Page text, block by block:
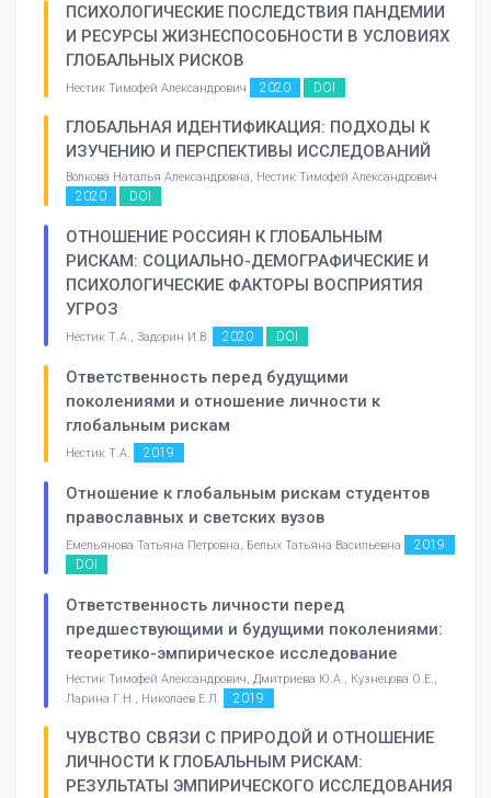
ПСИХОЛОГИЧЕСКИЕ ПОСЛЕДСТВИЯ ПАНДЕМИИ
И РЕСУРСЫ ЖИЗНЕСПОСОБНОСТИ В УСЛОВИЯХ
ГЛОБАЛЬНЫХ РИСКОВ
Нестик Тимофей Александрович 2020 DOI
ГЛОБАЛЬНАЯ ИДЕНТИФИКАЦИЯ: ПОДХОДЫ К
ИЗУЧЕНИЮ И ПЕРСПЕКТИВЫ ИССЛЕДОВАНИЙ
Волкова Наталья Александровна, Нестик Тимофей Александрович
2020 DOI
ОТНОШЕНИЕ РОССИЯН К ГЛОБАЛЬНЫМ
РИСКАМ: СОЦИАЛЬНО-ДЕМОГРАФИЧЕСКИЕ И
ПСИХОЛОГИЧЕСКИЕ ФАКТОРЫ ВОСПРИЯТИЯ
УГРОЗ
Нестик Т.А., Задорин И.В. 2020 DOI
Ответственность перед будущими
поколениями и отношение личности к
глобальным рискам
Нестик Т.А. 2019
Отношение к глобальным рискам студентов
православных и светских вузов
Емельянова Татьяна Петровна, Белых Татьяна Васильевна
2019
DOI
Ответственность личности перед
предшествующими и будущими поколениями:
теоретико-эмпирическое исследование
Нестик Тимофей Александрович, Дмитриева Ю.А., Кузнецова О.Е.,
Ларина Г.Н., Николаев Е.Л.
2019
ЧУВСТВО СВЯЗИ С ПРИРОДОЙ И ОТНОШЕНИЕ
ЛИЧНОСТИ К ГЛОБАЛЬНЫМ РИСКАМ:
РЕЗУЛЬТАТЫ ЭМПИРИЧЕСКОГО ИССЛЕДОВАНИЯ